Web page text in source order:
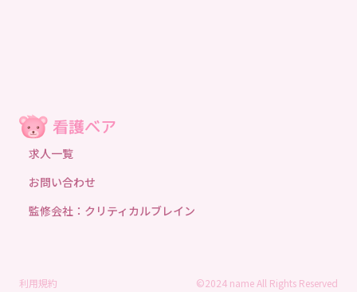
求人一覧
お問い合わせ
監修会社：クリティカルブレイン
利用規約
©2024 name All Rights Reserved